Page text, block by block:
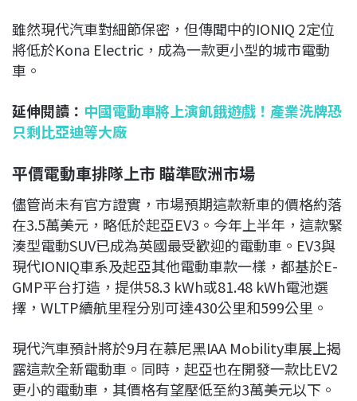
雖然現代汽車對細節保密，但傳聞中的IONIQ 2定位
將低於Kona Electric，成為一款更小型的城市電動
車。
延伸閱讀： 中國電動車將上演飢餓遊戲！產業洗牌恐
只剩比亞迪等大廠
平價電動車排隊上市 瞄準歐洲市場
儘管尚未有官方證實，市場預期這款新車的價格約落
在3.5萬美元，略低於起亞EV3。今年上半年，這款緊
湊型電動SUV已成為英國最受歡迎的電動車。EV3與
現代IONIQ車系及起亞其他電動車款一樣，都基於E-
GMP平台打造，提供58.3 kWh或81.48 kWh電池選
擇，WLTP續航里程分別可達430公里和599公里。
現代汽車預計將於9月在慕尼黑IAA Mobility車展上揭
露這款全新電動車。同時，起亞也在開發一款比EV2
更小的電動車，其價格有望壓低至約3萬美元以下。